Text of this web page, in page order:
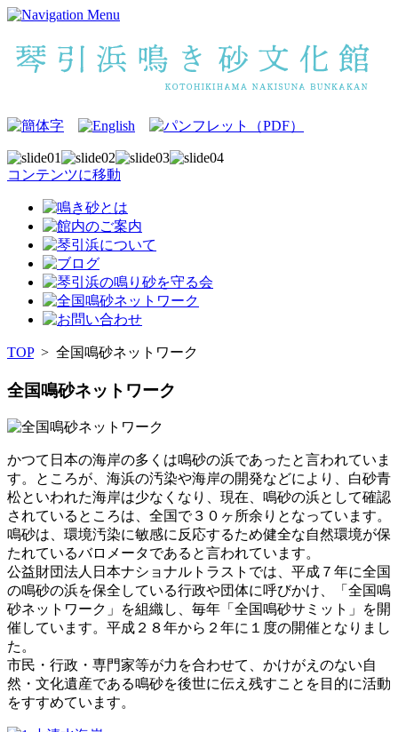
コンテンツに移動
TOP> 全国鳴砂ネットワーク
全国鳴砂ネットワーク
かつて日本の海岸の多くは鳴砂の浜であったと言われていま
す。ところが、海浜の汚染や海岸の開発などにより、白砂青
松といわれた海岸は少なくなり、現在、鳴砂の浜として確認
されているところは、全国で３０ヶ所余りとなっています。
鳴砂は、環境汚染に敏感に反応するため健全な自然環境が保
たれているバロメータであると言われています。
公益財団法人日本ナショナルトラストでは、平成７年に全国
の鳴砂の浜を保全している行政や団体に呼びかけ、「全国鳴
砂ネットワーク」を組織し、毎年「全国鳴砂サミット」を開
催しています。平成２８年から２年に１度の開催となりまし
た。
市民・行政・専門家等が力を合わせて、かけがえのない自
然・文化遺産である鳴砂を後世に伝え残すことを目的に活動
をすすめています。